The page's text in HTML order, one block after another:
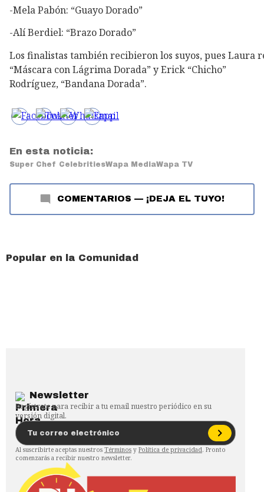
-Mela Pabón: “Guayo Dorado”
-Alí Berdiel: “Brazo Dorado”
Los finalistas también recibieron los suyos, pues Laura
“Máscara con Lágrima Dorada” y Erick “Chicho”
Rodríguez, “Bandana Dorada”.
En esta noticia:
Super Chef CelebritiesWapa MediaWapa TV
COMENTARIOS — ¡DEJA EL TUYO!
Popular en la Comunidad
Newsletter
Regístrate para recibir a tu email nuestro periódico en su
versión digital.
Al suscribirte aceptas nuestros Términos y Política de privacidad. Pronto
comenzarás a recibir nuestro newsletter.